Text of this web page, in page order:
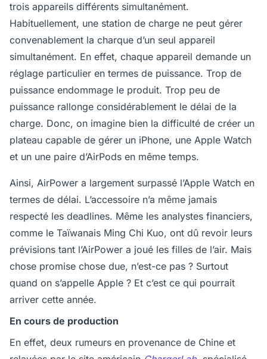
trois appareils différents simultanément.
Habituellement, une station de charge ne peut gérer
convenablement la charque d’un seul appareil
simultanément. En effet, chaque appareil demande un
réglage particulier en termes de puissance. Trop de
puissance endommage le produit. Trop peu de
puissance rallonge considérablement le délai de la
charge. Donc, on imagine bien la difficulté de créer un
plateau capable de gérer un iPhone, une Apple Watch
et un une paire d’AirPods en même temps.
Ainsi, AirPower a largement surpassé l’Apple Watch en
termes de délai. L’accessoire n’a même jamais
respecté les deadlines. Même les analystes financiers,
comme le Taïwanais Ming Chi Kuo, ont dû revoir leurs
prévisions tant l’AirPower a joué les filles de l’air. Mais
chose promise chose due, n’est-ce pas ? Surtout
quand on s’appelle Apple ? Et c’est ce qui pourrait
arriver cette année.
En cours de production
En effet, deux rumeurs en provenance de Chine et